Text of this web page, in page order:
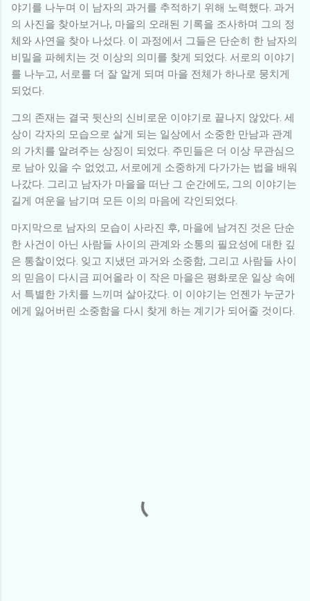
야기를 나누며 이 남자의 과거를 추적하기 위해 노력했다. 과거
의 사진을 찾아보거나, 마을의 오래된 기록을 조사하며 그의 정
체와 사연을 찾아 나섰다. 이 과정에서 그들은 단순히 한 남자의
비밀을 파헤치는 것 이상의 의미를 찾게 되었다. 서로의 이야기
를 나누고, 서로를 더 잘 알게 되며 마을 전체가 하나로 뭉치게
되었다.
그의 존재는 결국 뒷산의 신비로운 이야기로 끝나지 않았다. 세
상이 각자의 모습으로 살게 되는 일상에서 소중한 만남과 관계
의 가치를 알려주는 상징이 되었다. 주민들은 더 이상 무관심으
로 남아 있을 수 없었고, 서로에게 소중하게 다가가는 법을 배워
나갔다. 그리고 남자가 마을을 떠난 그 순간에도, 그의 이야기는
길게 여운을 남기며 모든 이의 마음에 각인되었다.
마지막으로 남자의 모습이 사라진 후, 마을에 남겨진 것은 단순
한 사건이 아닌 사람들 사이의 관계와 소통의 필요성에 대한 깊
은 통찰이었다. 잊고 지냈던 과거와 소중함, 그리고 사람들 사이
의 믿음이 다시금 피어올라 이 작은 마을은 평화로운 일상 속에
서 특별한 가치를 느끼며 살아갔다. 이 이야기는 언젠가 누군가
에게 잃어버린 소중함을 다시 찾게 하는 계기가 되어줄 것이다.